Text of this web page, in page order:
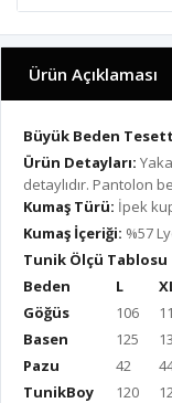
Ürün Açıklaması
Büyük Beden
Ürün Detayları:
detaylıdır. Pantolon
Kumaş Türü: İpek
Kumaş İçeriği: %57
Tunik Ölçü Tablosu
Beden
L
Göğüs
106
Basen
125
Pazu
42
TunikBoy
120